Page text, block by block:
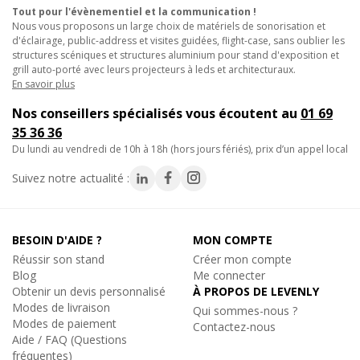
- Capots avec câble de sécurité antichute
- Commande tension directe ou basse tension
- Compatible D8, D8+ et BGV-C1 selon option
- Butées électriques pour montée et descente de charge
- Carte électronique monobloc pour tout le moteur
- Poignées large pour meilleure prise
- Traçabilité et historique des contrôles sur puce RFID intégrée
Caractéristiques techniques :
- Consommation chargé : 0,82 Amp @ 400 V
- Niveau de bruit : 60 dBA
- Type de chaîne (EN 818-7) : 5 x 15,10 mm
- Poids de la chaîne : 0,53 kg/m
- Poids du moteur : 28 kg
- Longueur de la chaîne : 20 mètres
Tout pour l'évènementiel et la communication !
Nous vous proposons un large choix de matériels de sonorisation et
d'éclairage, public-address et visites guidées, flight-case, sans oublier les
structures scéniques et structures aluminium pour stand d'exposition et
grill auto-porté avec leurs projecteurs à leds et architecturaux.
En savoir plus
Nos conseillers spécialisés vous écoutent au 01 69
35 36 36
du lundi au vendredi de 10h à 18h (hors jours fériés), prix d’un appel local
Suivez notre actualité :
BESOIN D'AIDE ?
Réussir son stand
Blog
Obtenir un devis personnalisé
Modes de livraison
Modes de paiement
Aide / FAQ (Questions
fréquentes)
MON COMPTE
Créer mon compte
Me connecter
À PROPOS DE LEVENLY
Qui sommes-nous ?
Contactez-nous